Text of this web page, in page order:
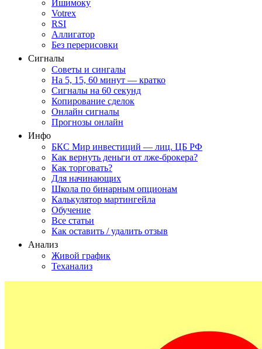
Ишимоку
Votrex
RSI
Аллигатор
Без перерисовки
Сигналы
Советы и сингалы
На 5, 15, 60 минут — кратко
Сигналы на 60 секунд
Копирование сделок
Онлайн сигналы
Прогнозы онлайн
Инфо
БКС Мир инвестиций — лиц. ЦБ РФ
Как вернуть деньги от лже-брокера?
Как торговать?
Для начинающих
Школа по бинарным опционам
Калькулятор мартингейла
Обучение
Все статьи
Как оставить / удалить отзыв
Анализ
Живой график
Теханализ